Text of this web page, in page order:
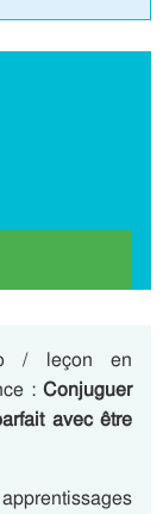
/ leçon en
:Conjuguer
avec être